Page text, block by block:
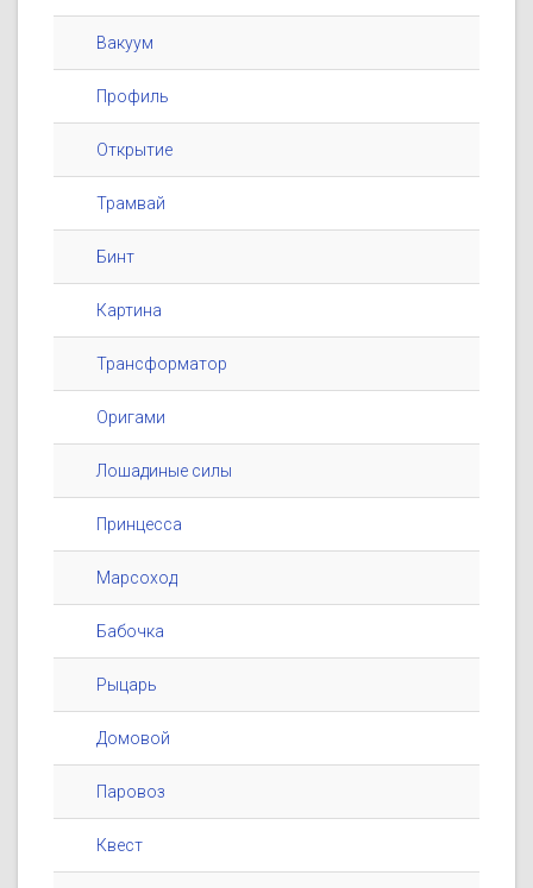
Вакуум
Профиль
Открытие
Трамвай
Бинт
Картина
Трансформатор
Оригами
Лошадиные силы
Принцесса
Марсоход
Бабочка
Рыцарь
Домовой
Паровоз
Квест